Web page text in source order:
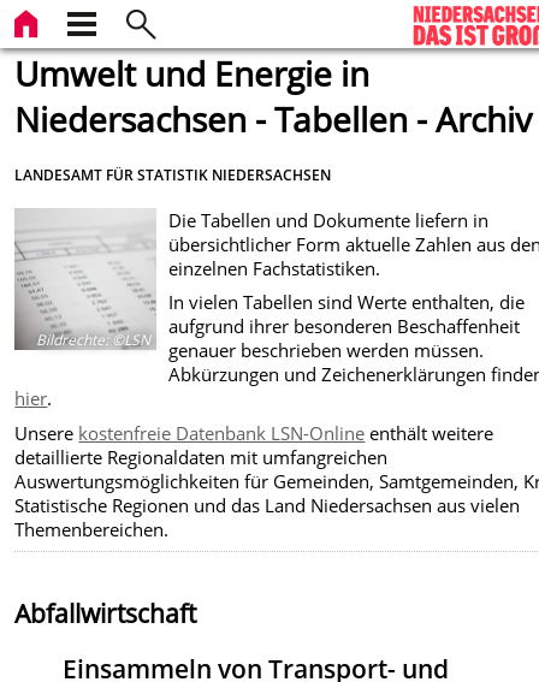
Umwelt und Energie in
Niedersachsen - Tabellen - Archiv
LANDESAMT FÜR STATISTIK NIEDERSACHSEN
Bildrechte:©LSN
Die Tabellen und Dokumente liefern in
übersichtlicher Form aktuelle Zahlen aus
einzelnen Fachstatistiken.
In vielen Tabellen sind Werte enthalten, die
aufgrund ihrer besonderen Beschaffenheit
genauer beschrieben werden müssen.
Abkürzungen und Zeichenerklärungen
hier.
Unsere kostenfreie Datenbank LSN-Online enthält weitere
detaillierte Regionaldaten mit umfangreichen
Auswertungsmöglichkeiten für Gemeinden, Samtgemeinden,
Statistische Regionen und das Land Niedersachsen aus vielen
Themenbereichen.
Abfallwirtschaft
Einsammeln von Transport- und